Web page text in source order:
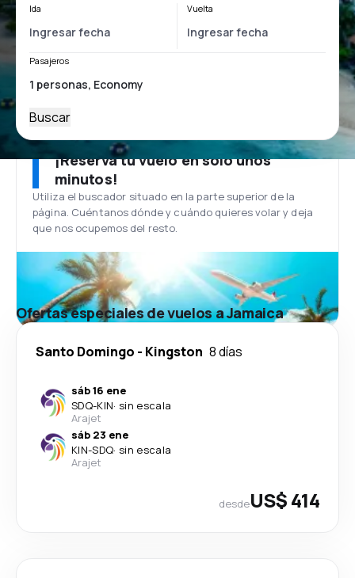
Ida Vuelta
Pasajeros
Buscar
¡Reserva tu vuelo en solo unos
minutos!
Utiliza el buscador situado en la parte superior de la
página. Cuéntanos dónde y cuándo quieres volar y deja
que nos ocupemos del resto.
Ofertas especiales de vuelos a Jamaica
Santo Domingo - Kingston 8 días
sáb 16 ene
SDQ-KIN· sin escala
Arajet
sáb 23 ene
KIN-SDQ· sin escala
Arajet
desdeUS$ 414